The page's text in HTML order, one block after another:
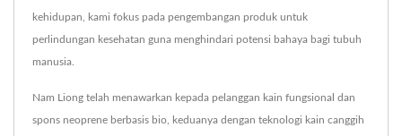
kehidupan, kami fokus pada pengembangan produk untuk
perlindungan kesehatan guna menghindari potensi bahaya bagi tubuh
manusia.
Nam Liong telah menawarkan kepada pelanggan kain fungsional dan
spons neoprene berbasis bio, keduanya dengan teknologi kain canggih